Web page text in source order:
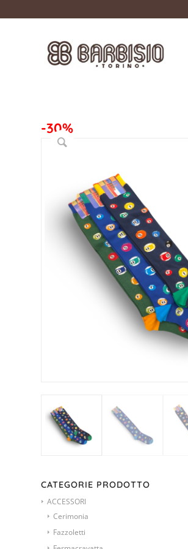
-30%
CATEGORIE PRODOTTO
ACCESSORI
Cerimonia
Fazzoletti